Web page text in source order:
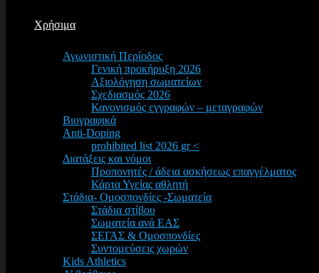
Χρήσιμα
Αγωνιστική Περίοδος
Γενική προκήρυξη 2026
Αξιολόγηση σωματείων
Σχεδιασμός 2026
Κανονισμός εγγραφών – μεταγραφών
Βιογραφικά
Anti-Doping
prohibited list 2026 gr <
Διατάξεις και νόμοι
Προπονητές / άδεια ασκήσεως επαγγέλματος
Κάρτα Υγείας αθλητή
Στάδια- Ομοσπονδίες -Σωματεία
Στάδια στίβου
Σωματεία ανά ΕΑΣ
ΣΕΓΑΣ & Ομοσπονδίες
Συντομεύσεις χωρών
Kids Athletics